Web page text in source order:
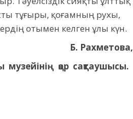
тұғыры, қоғамның рухы,
отымен келген ұлы күн.
Б. Рахметова,
қор сақтаушысы.